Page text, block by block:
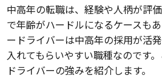
中高年の転職は、経験や人柄が評
で年齢がハードルになるケースも
ードライバーは中高年の採用が活
入れてもらいやすい職種なのです
ドライバーの強みを紹介します。